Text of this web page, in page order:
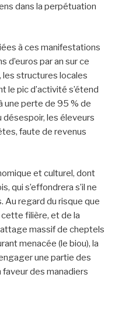
dans la perpétuation
à ces manifestations
d’euros par an sur ce
les structures locales
le pic d’activité s’étend
une perte de 95 % de
désespoir, les éleveurs
faute de revenus
et culturel, dont
qui s’effondrera s’il ne
Au regard du risque que
filière, et de la
massif de cheptels
menacée (le biou), la
une partie des
des manadiers